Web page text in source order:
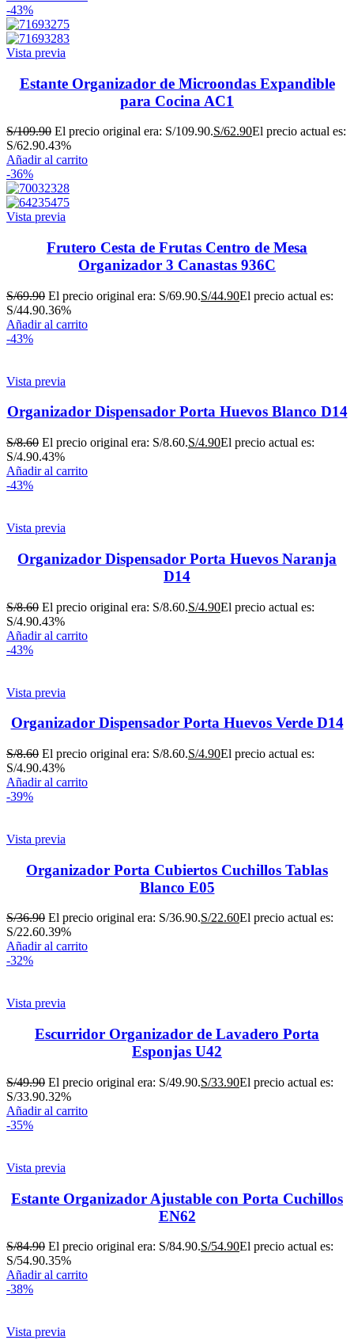
-43%
Vista previa
Estante Organizador de Microondas Expandible
para Cocina AC1
S/109.90 El precio original era: S/109.90.S/62.90El precio actual es:
S/62.90.43%
Añadir al carrito
-36%
Vista previa
Frutero Cesta de Frutas Centro de Mesa
Organizador 3 Canastas 936C
S/69.90 El precio original era: S/69.90.S/44.90El precio actual es:
S/44.90.36%
Añadir al carrito
-43%
Vista previa
Organizador Dispensador Porta Huevos Blanco D14
S/8.60 El precio original era: S/8.60.S/4.90El precio actual es:
S/4.90.43%
Añadir al carrito
-43%
Vista previa
Organizador Dispensador Porta Huevos Naranja
D14
S/8.60 El precio original era: S/8.60.S/4.90El precio actual es:
S/4.90.43%
Añadir al carrito
-43%
Vista previa
Organizador Dispensador Porta Huevos Verde D14
S/8.60 El precio original era: S/8.60.S/4.90El precio actual es:
S/4.90.43%
Añadir al carrito
-39%
Vista previa
Organizador Porta Cubiertos Cuchillos Tablas
Blanco E05
S/36.90 El precio original era: S/36.90.S/22.60El precio actual es:
S/22.60.39%
Añadir al carrito
-32%
Vista previa
Escurridor Organizador de Lavadero Porta
Esponjas U42
S/49.90 El precio original era: S/49.90.S/33.90El precio actual es:
S/33.90.32%
Añadir al carrito
-35%
Vista previa
Estante Organizador Ajustable con Porta Cuchillos
EN62
S/84.90 El precio original era: S/84.90.S/54.90El precio actual es:
S/54.90.35%
Añadir al carrito
-38%
Vista previa